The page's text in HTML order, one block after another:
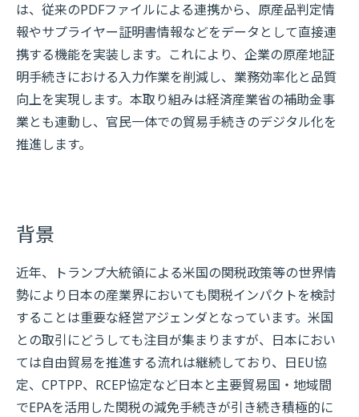
は、従来のPDFファイルによる連携から、原産品判定情
報やサプライヤー証明書情報などをデータとして直接連
携する機能を実装します。これにより、企業の原産地証
明手続きにおける入力作業を削減し、業務効率化と品質
向上を実現します。本取り組みは経済産業省の補助金事
業とも連動し、官民一体での貿易手続きのデジタル化を
推進します。
背景
近年、トランプ大統領による米国の関税政策等の世界情
勢により日本の産業界においても関税インパクトを検討
することは重要な経営アジェンダとなっています。米国
との取引にどうしても注目が集まりますが、日本におい
ては自由貿易を推進する流れは継続しており、日EU協
定、CPTPP、RCEP協定など日本と主要貿易国・地域間
でEPAを活用した関税の減免手続きが引き続き積極的に